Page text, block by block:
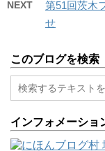
NEXT
第51回茨木
せ
このブログを検索
インフォメーショ